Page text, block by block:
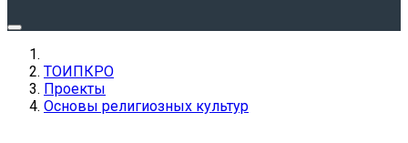
ТОИПКРО
Проекты
Основы религиозных культур